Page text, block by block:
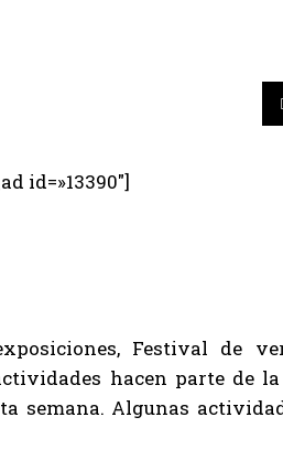
id=»13390″]
Festival de
hacen parte de la
semana. Algunas